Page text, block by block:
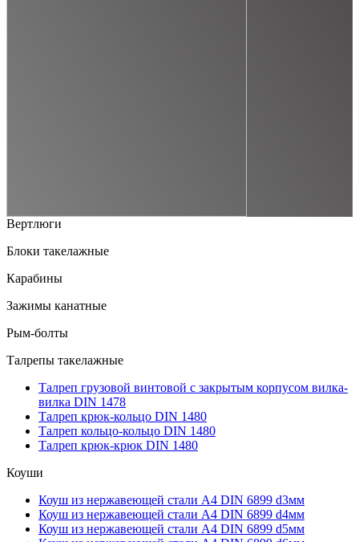
Вертлюги
Блоки такелажные
Карабины
Зажимы канатные
Рым-болты
Талрепы такелажные
Талреп грузовой винтовой с закрытым корпусом вилка-
вилка DIN 1478
Талреп крюк-кольцо DIN 1480
Талреп кольцо-кольцо DIN 1480
Талреп крюк-крюк DIN 1480
Коуши
Коуш из нержавеющей стали А4 DIN 6899 d3мм
Коуш из нержавеющей стали А4 DIN 6899 d4мм
Коуш из нержавеющей стали А4 DIN 6899 d5мм